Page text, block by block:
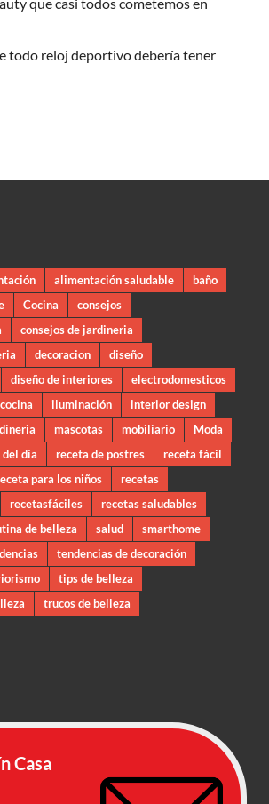
todo reloj deportivo debería tener
alimentación saludable
baño
Cocina
consejos
consejos de jardineria
decoracion
diseño
diseño de interiores
electrodomesticos
iluminación
interior design
mascotas mobiliario
Moda
día receta de postres
receta fácil
para los niños
recetas
recetasfáciles
recetas saludables
de belleza salud
smarthome
tendencias de decoración
tips de belleza
trucos de belleza
Casa